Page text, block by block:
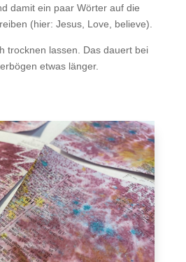
damit ein paar Wörter auf die
(hier: Jesus, Love, believe).
trocknen lassen. Das dauert bei
etwas länger.